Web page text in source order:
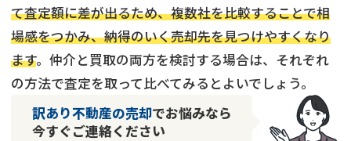
て査定額に差が出るため、複数社を比較することで相
場感をつかみ、納得のいく売却先を見つけやすくなり
ます。仲介と買取の両方を検討する場合は、それぞれ
の方法で査定を取って比べてみるとよいでしょう。
訳あり不動産の売却でお悩みなら
今すぐご連絡ください